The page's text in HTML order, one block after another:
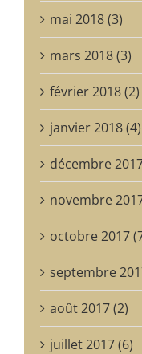
mai 2018 (3)
mars 2018 (3)
février 2018 (2)
janvier 2018 (4)
décembre
novembre
octobre 2017
septembre
août 2017 (2)
juillet 2017 (6)